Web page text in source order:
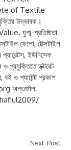
of Textile
উদ্ভাবক।
যুগ্ম-প্রতিষ্ঠাতা
ফেলো, টেক্সটাইল
ইউনিসেফ
ও প্রযুক্তিতে ডক্টরেট
ও প্যাটেন্ট প্রকাশ
অন্তর্জাল:
Next Post